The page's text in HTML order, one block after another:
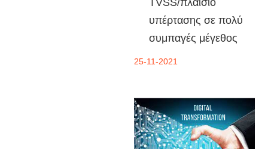
υπέρτασης σε πολύ
συμπαγές μέγεθος
25-11-2021